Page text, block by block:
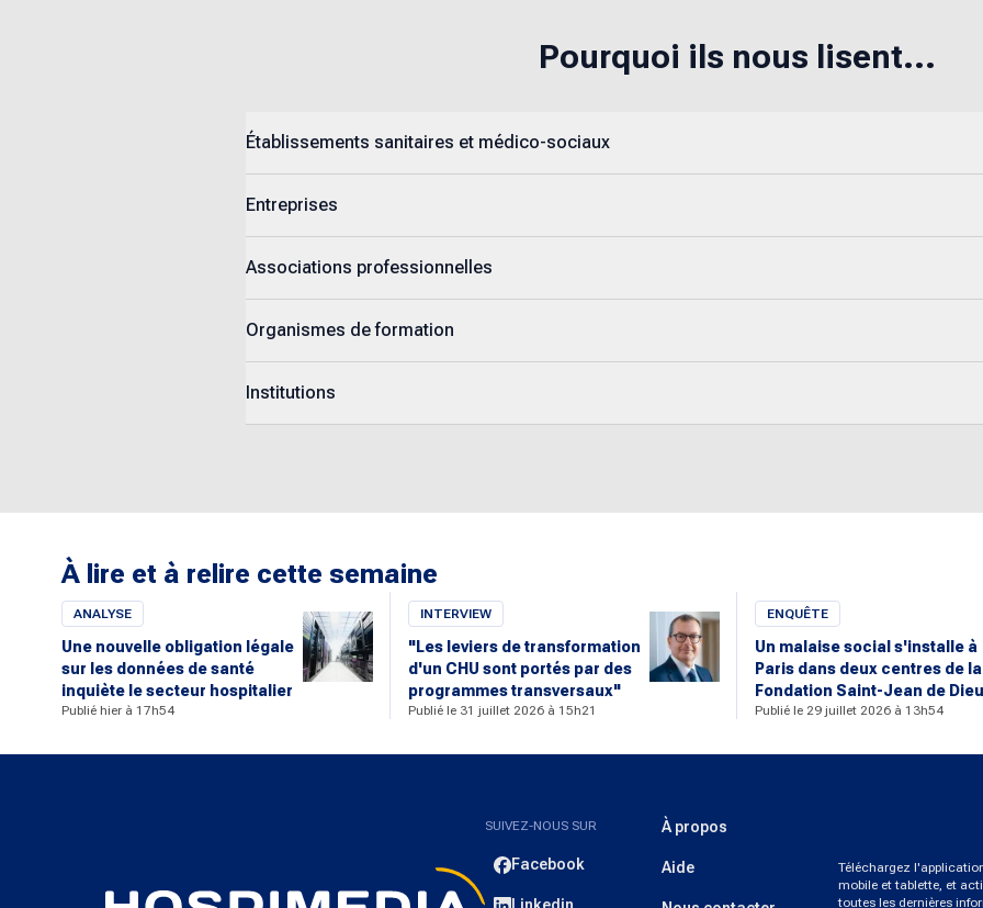
Pourquoi ils nous lisent...
Établissements sanitaires et médico-sociaux
Entreprises
Associations professionnelles
Organismes de formation
Institutions
À lire et à relire cette semaine
ANALYSE
Une nouvelle obligation légale
sur les données de santé
inquiète le secteur hospitalier
Publié hier à 17h54
INTERVIEW
"Les leviers de transformation
d'un CHU sont portés par des
programmes transversaux"
Publié le 31 juillet 2026 à 15h21
ENQUÊTE
Un malaise social s'installe à
Paris dans deux centres de la
Fondation Saint-Jean de Dieu
Publié le 29 juillet 2026 à 13h54
SUIVEZ-NOUS SUR
Facebook
À propos
Aide
Téléchargez
mobile et tablette, et
toutes les dernières